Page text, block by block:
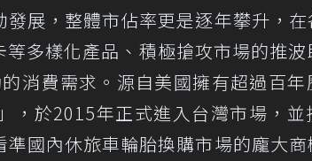
展，整體市佔率更是逐年攀升，在
多樣化產品、積極搶攻市場的推波
消費需求。源自美國擁有超過百年
，於2015年正式進入台灣市場，
國內休旅車輪胎換購市場的龐大商